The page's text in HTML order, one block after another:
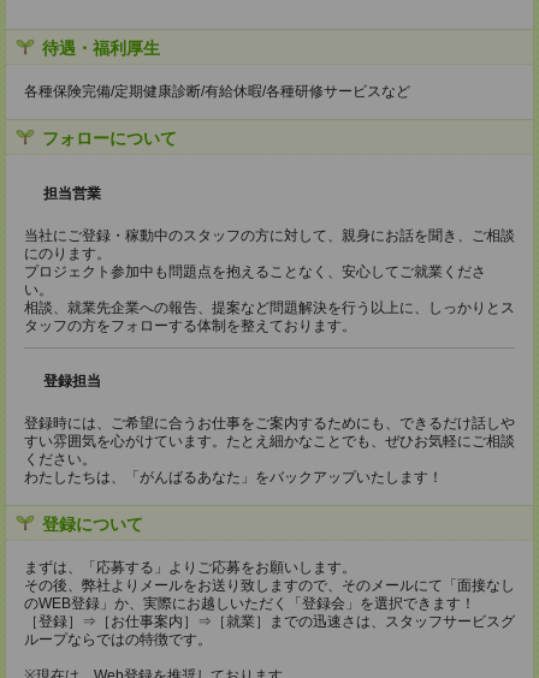
待遇・福利厚生
各種保険完備/定期健康診断/有給休暇/各種研修サービスなど
フォローについて
担当営業
当社にご登録・稼動中のスタッフの方に対して、親身にお話を聞き、ご相談
にのります。
プロジェクト参加中も問題点を抱えることなく、安心してご就業くださ
い。
相談、就業先企業への報告、提案など問題解決を行う以上に、しっかりとス
タッフの方をフォローする体制を整えております。
登録担当
登録時には、ご希望に合うお仕事をご案内するためにも、できるだけ話しや
すい雰囲気を心がけています。たとえ細かなことでも、ぜひお気軽にご相談
ください。
わたしたちは、「がんばるあなた」をバックアップいたします！
登録について
まずは、「応募する」よりご応募をお願いします。
その後、弊社よりメールをお送り致しますので、そのメールにて「面接なし
のWEB登録」か、実際にお越しいただく「登録会」を選択できます！
［登録］⇒［お仕事案内］⇒［就業］までの迅速さは、スタッフサービスグ
ループならではの特徴です。